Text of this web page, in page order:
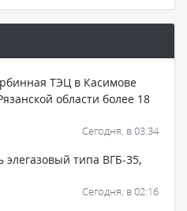
ТЭЦ в Касимове
области более 18
Сегодня, в 03:34
элегазовый типа ВГБ-35,
Сегодня, в 02:16